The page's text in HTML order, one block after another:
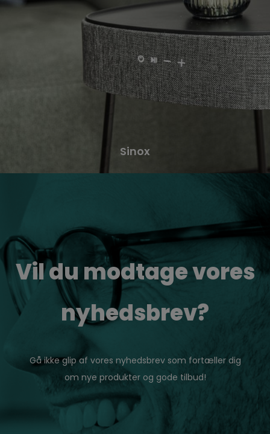
Sinox
Vil du modtage vores
nyhedsbrev?
Gå ikke glip af vores nyhedsbrev som fortæller dig
om nye produkter og gode tilbud!